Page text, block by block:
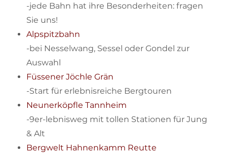
-jede Bahn hat ihre Besonderheiten: fragen
Sie uns!
Alpspitzbahn
-bei Nesselwang, Sessel oder Gondel zur
Auswahl
Füssener Jöchle Grän
-Start für erlebnisreiche Bergtouren
Neunerköpfle Tannheim
-9er-lebnisweg mit tollen Stationen für Jung
& Alt
Bergwelt Hahnenkamm Reutte